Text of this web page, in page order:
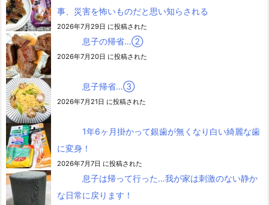
事、災害を怖いものだと思い知らされる
2026年7月29日 に投稿された
息子の帰省…②
2026年7月20日 に投稿された
息子帰省…③
2026年7月21日 に投稿された
1年6ヶ月掛かって銀歯が無くなり白い綺麗な歯
に変身！
2026年7月7日 に投稿された
息子は帰って行った…我が家は刺激のない静か
な日常に戻ります！